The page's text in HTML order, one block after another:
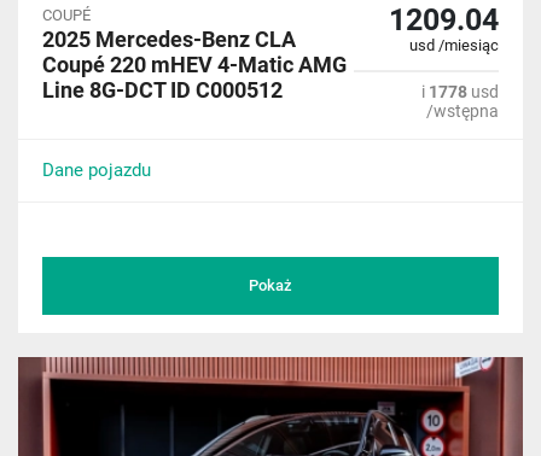
COUPÉ
2025 Mercedes-Benz CLA
Coupé 220 mHEV 4-Matic AMG
Line 8G-DCT ID C000512
1209.04
usd /miesiąc
i 1778 usd
/wstępna
Dane pojazdu
Pokaż